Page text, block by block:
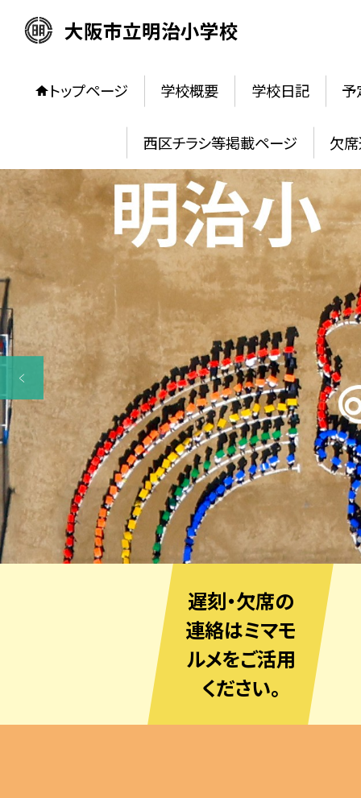
大阪市立明治小学校
トップページ 学校概要 学校日記 予
西区チラシ等掲載ページ 欠
遅刻・欠席の
連絡はミマモ
ルメをご活用
ください。